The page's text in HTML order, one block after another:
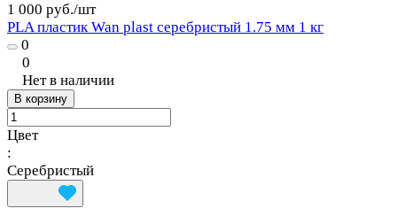
1 000 руб./шт
PLA пластик Wan plast серебристый 1.75 мм 1 кг
0
0
Нет в наличии
В корзину
Цвет
:
Серебристый